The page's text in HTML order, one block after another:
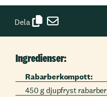
Dela
Ingredienser:
Rabarberkompott:
450 g djupfryst rabarber